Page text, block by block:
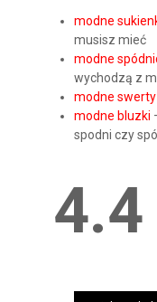
modne
musisz mieć
modne
wychodzą z
modne swerty
modne bluzki
spodni czy
4.4